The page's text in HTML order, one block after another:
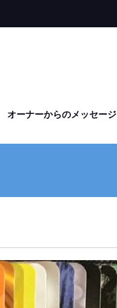
オーナーからのメッセージ